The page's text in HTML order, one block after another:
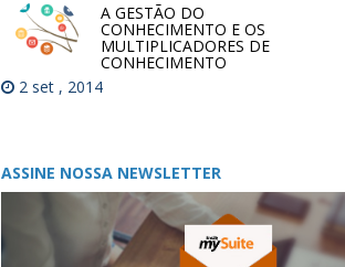
A GESTÃO DO
CONHECIMENTO E OS
MULTIPLICADORES DE
CONHECIMENTO
2 set , 2014
ASSINE NOSSA NEWSLETTER